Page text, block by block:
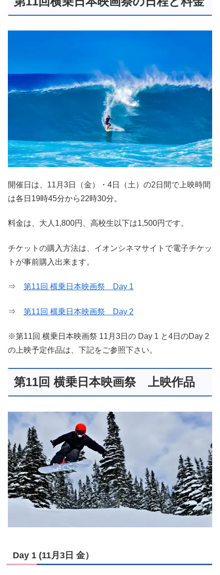
開催日は、11月3日（金）・4日（土）の2日間で上映時間
は各日19時45分から22時30分。
料金は、大人1,800円、高校生以下は1,500円です。
チケットの購入方法は、イオンシネマサイトで電子チケッ
トが事前購入出来ます。
⇒ 第11回 横乗日本映画祭 Day 1
⇒ 第11回 横乗日本映画祭 Day 2
※第11回 横乗日本映画祭 11月3日の Day 1 と4日のDay 2
の上映予定作品は、下記をご参照下さい。
第11回 横乗日本映画祭 上映作品
Day 1 (11月3日 金）